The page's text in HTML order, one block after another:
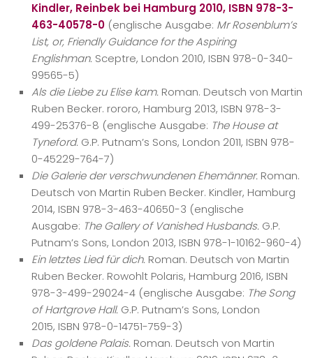
Kindler, Reinbek bei Hamburg 2010, ISBN 978-3-
463-40578-0 (englische Ausgabe: Mr Rosenblum’s
List, or, Friendly Guidance for the Aspiring
Englishman. Sceptre, London 2010, ISBN 978-0-340-
99565-5)
Als die Liebe zu Elise kam. Roman. Deutsch von Martin
Ruben Becker. rororo, Hamburg 2013, ISBN 978-3-
499-25376-8 (englische Ausgabe: The House at
Tyneford. G.P. Putnam’s Sons, London 2011, ISBN 978-
0-45229-764-7)
Die Galerie der verschwundenen Ehemänner. Roman.
Deutsch von Martin Ruben Becker. Kindler, Hamburg
2014, ISBN 978-3-463-40650-3 (englische
Ausgabe: The Gallery of Vanished Husbands. G.P.
Putnam’s Sons, London 2013, ISBN 978-1-10162-960-4)
Ein letztes Lied für dich. Roman. Deutsch von Martin
Ruben Becker. Rowohlt Polaris, Hamburg 2016, ISBN
978-3-499-29024-4 (englische Ausgabe: The Song
of Hartgrove Hall. G.P. Putnam’s Sons, London
2015, ISBN 978-0-14751-759-3)
Das goldene Palais. Roman. Deutsch von Martin